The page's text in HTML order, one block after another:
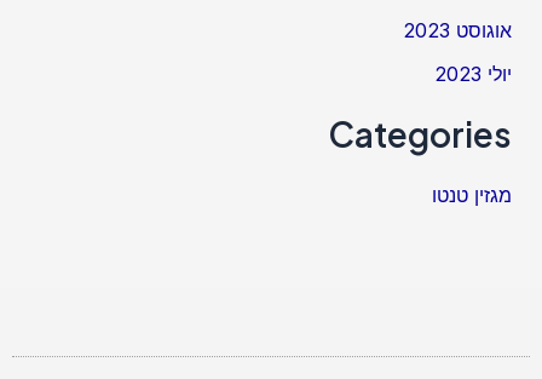
אוגוסט 2023
יולי 2023
Categories
מגזין טנטו